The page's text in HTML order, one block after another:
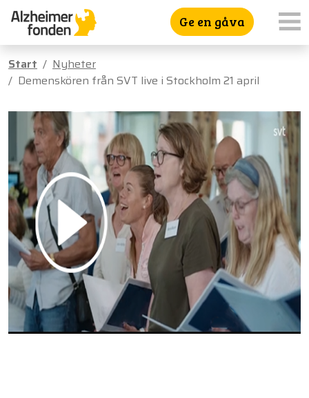
Ge en gåva
Start
Nyheter
Demenskören från SVT live i Stockholm 21 april